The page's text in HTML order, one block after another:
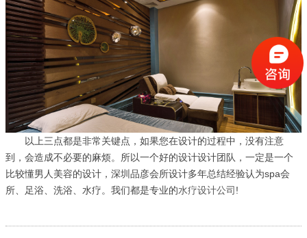
以上三点都是非常关键点，如果您在设计的过程中，没有注意
到，会造成不必要的麻烦。所以一个好的设计设计团队，一定是一个
比较懂男人美容的设计，深圳品彦会所设计多年总结经验认为spa会
所、足浴、洗浴、水疗。我们都是专业的水疗设计公司 !